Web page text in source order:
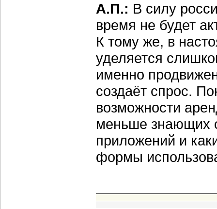
А.П.: В силу
время не будет
К тому же, в
уделяется
именно
создаёт спрос.
возможности
меньше знающих
приложений и
формы